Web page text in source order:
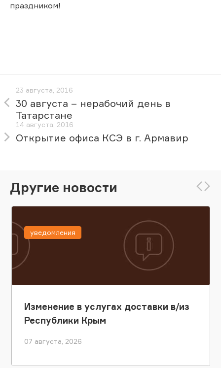
праздником!
23 августа, 2016
30 августа – нерабочий день в
Татарстане
14 августа, 2016
Открытие офиса КСЭ в г. Армавир
Другие новости
Изменение в услугах доставки в/из
Республики Крым
07 августа, 2026
уведомления